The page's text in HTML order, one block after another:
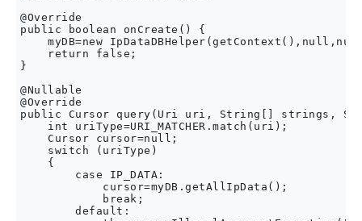
@Override
public boolean onCreate() {
myDB=new
    return false;
}
@Nullable
@Override
public Cursor query(Uri uri, String[] strings,
    int uriType=URI_MATCHER.match(uri);
    Cursor cursor=null;
    switch (uriType)
    {
        case IP_DATA:
            cursor=myDB.getAllIpData();
            break;
        default: